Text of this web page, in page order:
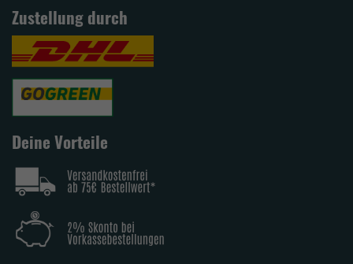
Zustellung durch
Deine Vorteile